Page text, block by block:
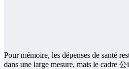
Pour mémoire, les dépenses de santé
dans une large mesure, mais le cadre